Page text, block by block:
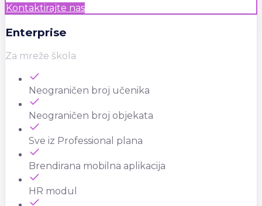
Kontaktirajte nas
Enterprise
Za mreže škola
Neograničen broj učenika
Neograničen broj objekata
Sve iz Professional plana
Brendirana mobilna aplikacija
HR modul